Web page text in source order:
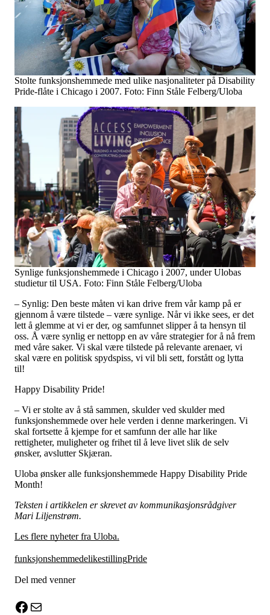
Stolte funksjonshemmede med ulike nasjonaliteter på Disability
Pride-flåte i Chicago i 2007. Foto: Finn Ståle Felberg/Uloba
Synlige funksjonshemmede i Chicago i 2007, under Ulobas
studietur til USA. Foto: Finn Ståle Felberg/Uloba
– Synlig: Den beste måten vi kan drive frem vår kamp på er
gjennom å være tilstede – være synlige. Når vi ikke sees, er det
lett å glemme at vi er der, og samfunnet slipper å ta hensyn til
oss. Å være synlig er nettopp en av våre strategier for å nå frem
med våre saker. Vi skal være tilstede på relevante arenaer, vi
skal være en politisk spydspiss, vi vil bli sett, forstått og lytta
til!
Happy Disability Pride!
– Vi er stolte av å stå sammen, skulder ved skulder med
funksjonshemmede over hele verden i denne markeringen. Vi
skal fortsette å kjempe for et samfunn der alle har like
rettigheter, muligheter og frihet til å leve livet slik de selv
ønsker, avslutter Skjæran.
Uloba ønsker alle funksjonshemmede Happy Disability Pride
Month!
Teksten i artikkelen er skrevet av kommunikasjonsrådgiver
Mari Liljenstrøm.
Les flere nyheter fra Uloba.
funksjonshemmedelikestillingPride
Del med venner
X
Facebook
E-post